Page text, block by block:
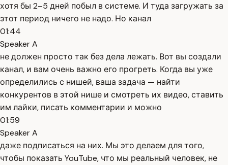
хотя бы 2–5 дней побыл в системе. И туда загружать за
этот период ничего не надо. Но канал
01:44
Speaker A
не должен просто так без дела лежать. Вот вы создали
канал, и вам очень важно его прогреть. Когда вы уже
определились с нишей, ваша задача — найти
конкурентов в этой нише и смотреть их видео, ставить
им лайки, писать комментарии и можно
01:59
Speaker A
даже подписаться на них. Мы это делаем для того,
чтобы показать YouTube, что мы реальный человек, не